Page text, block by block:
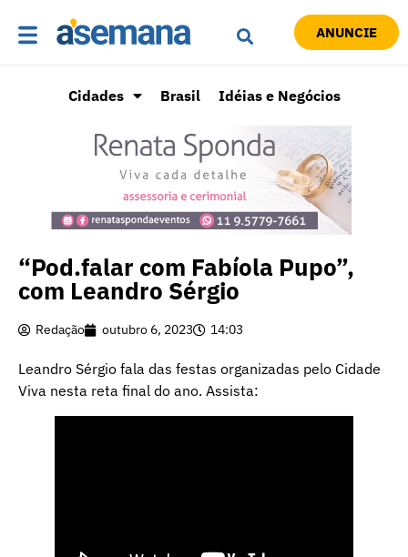
ANUNCIE
Cidades Brasil Idéias e Negócios
“Pod.falar com Fabíola Pupo”,
com Leandro Sérgio
Redação outubro 6, 2023 14:03
Leandro Sérgio fala das festas organizadas pelo Cidade
Viva nesta reta final do ano. Assista: